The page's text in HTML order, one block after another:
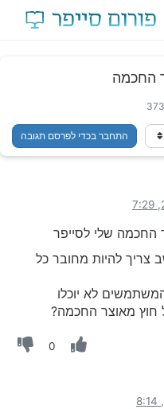
החכמה
373
התחבר בכדי לפרסם תגובה
החכמה שלי לסייפר
להיות מחובר כל
לא יוכלו
מאוצר החכמה?
0